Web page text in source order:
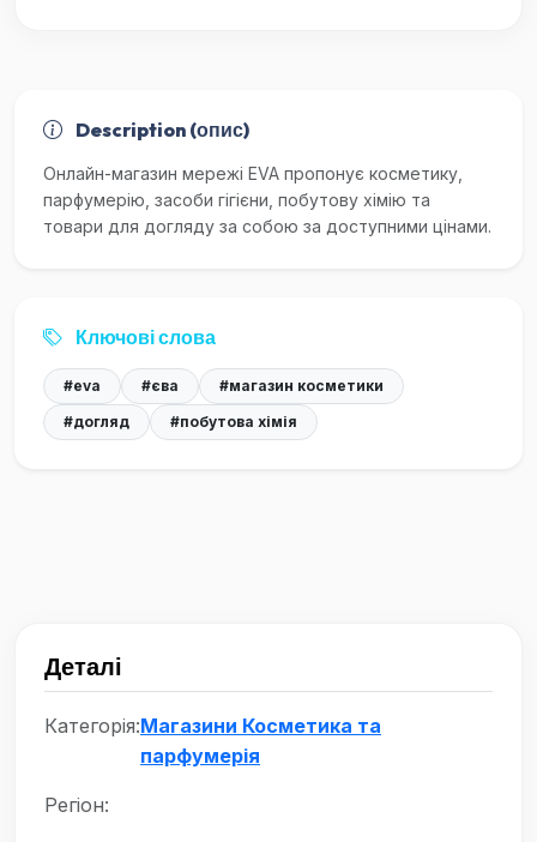
Description (опис)
Онлайн-магазин мережі EVA пропонує косметику,
парфумерію, засоби гігієни, побутову хімію та
товари для догляду за собою за доступними цінами.
Ключові слова
#eva #єва
#магазин косметики
#догляд
#побутова хімія
Деталі
Категорія:Магазини Косметика та
парфумерія
Регіон: